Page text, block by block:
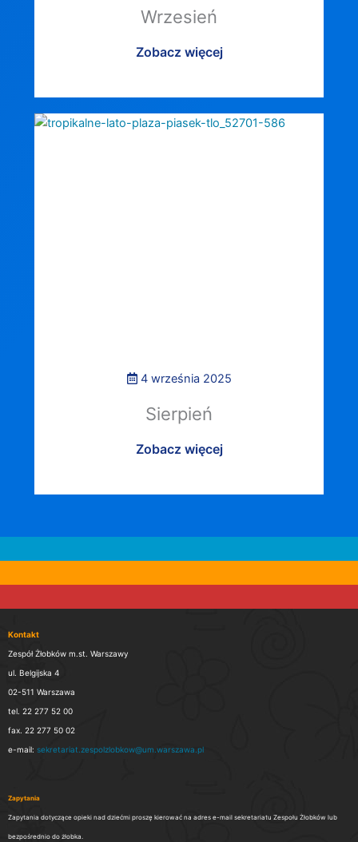
Wrzesień
Zobacz więcej
4 września 2025
Sierpień
Zobacz więcej
Kontakt
Zespół Żłobków m.st. Warszawy
ul. Belgijska 4
02-511 Warszawa
tel. 22 277 52 00
fax. 22 277 50 02
e-mail: sekretariat.zespolzlobkow@um.warszawa.pl
Zapytania
Zapytania dotyczące opieki nad dziećmi proszę kierować na adres e-mail sekretariatu Zespołu Żłobków lub
bezpośrednio do żłobka.